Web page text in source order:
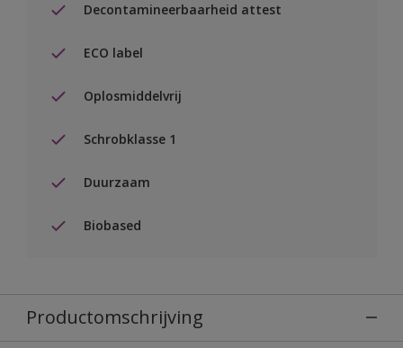
Decontamineerbaarheid attest
ECO label
Oplosmiddelvrij
Schrobklasse 1
Duurzaam
Biobased
Productomschrijving